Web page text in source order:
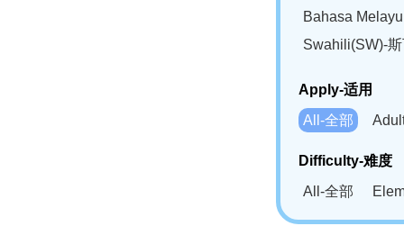
Bahasa
Swahili(SW)-
Apply-适用
All-全部
Difficulty-难度
All-全部